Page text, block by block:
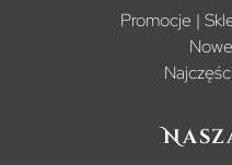
Promocje |